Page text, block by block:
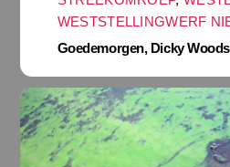
WESTSTELLINGWERF
Goedemorgen, Dicky